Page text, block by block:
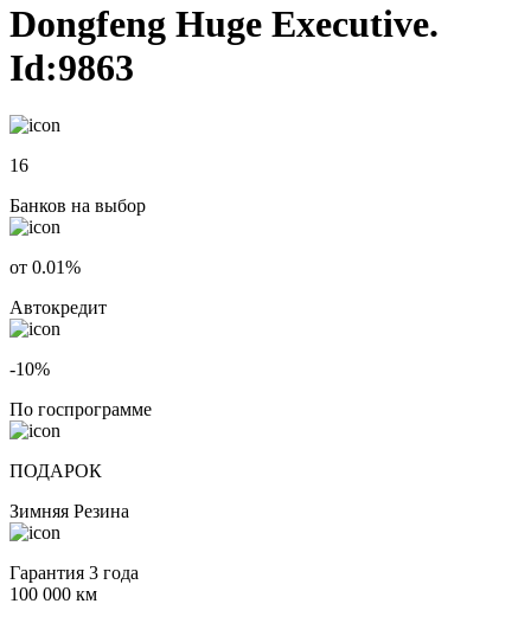
Dongfeng Huge Executive.
Id:9863
16
Банков на выбор
от 0.01%
Автокредит
-10%
По госпрограмме
ПОДАРОК
Зимняя Резина
Гарантия 3 года
100 000 км